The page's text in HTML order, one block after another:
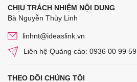
CHỊU TRÁCH NHIỆM NỘI DUNG
Bà Nguyễn Thùy Linh
linhnt@ideaslink.vn
Liên hệ Quảng cáo: 0936 00 99 59
THEO DÕI CHÚNG TÔI